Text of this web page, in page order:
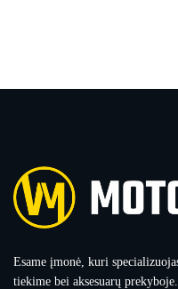
Esame įmonė, kuri
tiekime bei aksesuarų prekyboje.